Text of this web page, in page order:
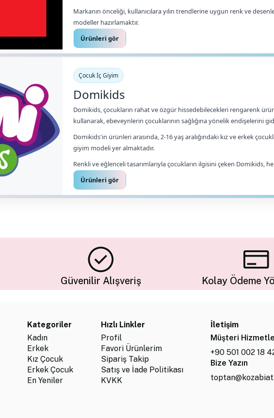
Markanın önceliği, kullanıcılara yılın trendlerine uygun renk ve
modeller hazırlamaktır.
Ürünleri gör
Çocuk İç Giyim
Domikids
Domikids, çocukların rahat ve özgür hissedebilecekleri rengarenk
kullanarak, ebeveynlerin çocuklarının sağlığına yönelik endişelerini
Domikids'in ürünleri arasında, 2-16 yaş aralığındaki kız ve erkek
giyim modeli yer almaktadır.
Renkli ve eğlenceli tasarımlarıyla çocukların ilgisini çeken Domikids,
Ürünleri gör
Güvenilir Alışveriş Kolay Ödeme
Kategoriler
Kadın
Erkek
Kız Çocuk
Erkek Çocuk
En Yeniler
Hızlı Linkler
Profil
Favori Ürünlerim
Sipariş Takip
Satış ve İade Politikası
KVKK
İletişim
Müşteri
+90 501 002 18
Bize Yazın